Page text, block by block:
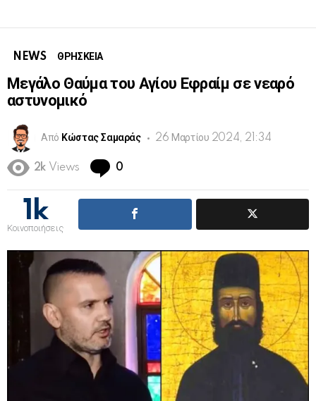
NEWS ΘΡΗΣΚΕΙΑ
Μεγάλο Θαύμα του Αγίου Εφραίμ σε νεαρό
αστυνομικό
Από Κώστας Σαμαράς 26 Μαρτίου 2024, 21:34
2k Views 0
1k
Κοινοποιήσεις